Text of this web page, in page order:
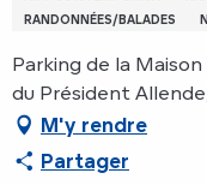
RANDONNÉES/BALADES
Parking de la
du Président
M'y rendre
Partager